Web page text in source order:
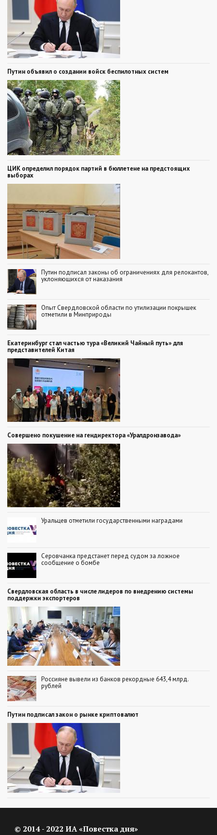
Путин объявил о создании войск беспилотных систем
ЦИК определил порядок партий в бюллетене на предстоящих
выборах
Путин подписал законы об ограничениях для релокантов,
уклоняющихся от наказания
Опыт Свердловской области по утилизации покрышек
отметили в Минприроды
Екатеринбург стал частью тура «Великий Чайный путь» для
представителей Китая
Совершено покушение на гендиректора «Уралдронзавода»
Уральцев отметили государственными наградами
Серовчанка предстанет перед судом за ложное
сообщение о бомбе
Свердловская область в числе лидеров по внедрению системы
поддержки экспортеров
Россияне вывели из банков рекордные 643,4 млрд.
рублей
Путин подписал закон о рынке криптовалют
© 2014 - 2022 ИА «Повестка дня»